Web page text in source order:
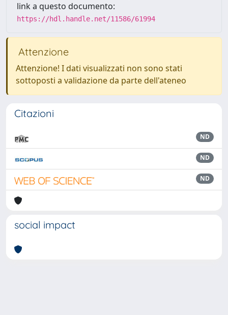
link a questo documento:
https://hdl.handle.net/11586/61994
Attenzione
Attenzione! I dati visualizzati non sono stati
sottoposti a validazione da parte dell'ateneo
Citazioni
ND
ND
ND
social impact